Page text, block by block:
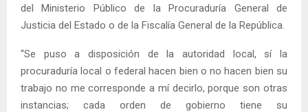
del Ministerio Público de la Procuraduría General de
Justicia del Estado o de la Fiscalía General de la República.
“Se puso a disposición de la autoridad local, sí la
procuraduría local o federal hacen bien o no hacen bien su
trabajo no me corresponde a mí decirlo, porque son otras
instancias; cada orden de gobierno tiene su